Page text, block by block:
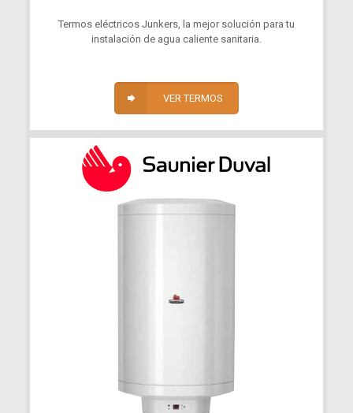
Termos eléctricos Junkers, la mejor solución para tu
instalación de agua caliente sanitaria.
VER TERMOS